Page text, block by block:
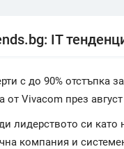
IT
с до 90% отстъпка
от Vivacom през август
лидерството си като
компания и